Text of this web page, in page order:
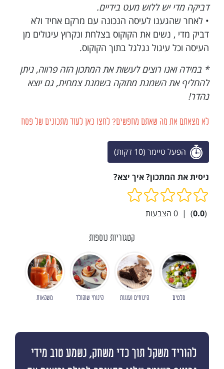
דביקה מדי יש ללוש מעט בידיים.
• לאחר שהגענו לעיסה הנכונה עם מרקם אחיד ולא
דביק מדי , נשים את הקוקוס בצלחת ונקרוץ עיגולים מן
העיסה וכל עיגול נגלגל בתוך הקוקוס.
* במידה ואנו רוצים לעשות את המתכון הזה פרווה, ניתן
להחליף את השמנת מתוקה בשמנת צמחית, גם יוצא
נהדר!
לא מצאתם את מה שאתם מחפשים? לחצו כאן לעוד מתכונים של פסח
הפעל טיימר (10 דקות)
ניסית את המתכון? איך יצא?
(
0.0
)
|
0 הצבעות
קטגוריות נוספות
סלטים קינוחים ועוגות קינוחי שוקולד משקאות
להוריד משקל תוך כדי משחק, נשמע טוב מידי